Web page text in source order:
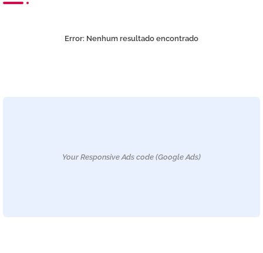
Error: Nenhum resultado encontrado
Your Responsive Ads code (Google Ads)